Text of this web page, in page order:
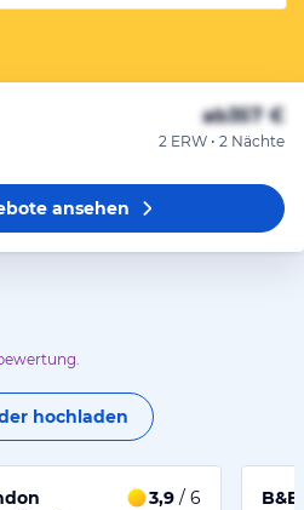
ab357 €
2 ERW • 2 Nächte
ansehen
hochladen
3,9 / 6